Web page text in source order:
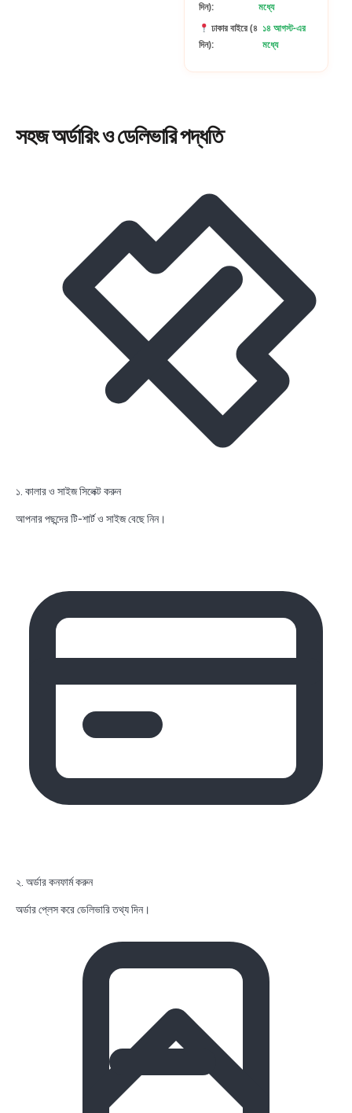
দিন):
মধ্যে
ঢাকার বাইরে (৪
দিন):
১৪ আগস্ট-এর
মধ্যে
সহজঅর্ডারিংও ডেলিভারি পদ্ধতি
১. কালার ও সাইজ সিলেক্ট করুন
আপনার পছন্দের টি-শার্ট ও সাইজ বেছে নিন।
২. অর্ডার কনফার্ম করুন
অর্ডার প্লেস করে ডেলিভারি তথ্য দিন।